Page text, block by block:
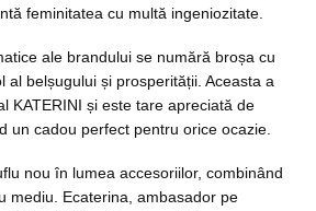
feminitatea cu multă ingeniozitate.
ale brandului se numără broșa cu
al belșugului și prosperității. Aceasta a
KATERINI și este tare apreciată de
un cadou perfect pentru orice ocazie.
nou în lumea accesoriilor, combinând
mediu. Ecaterina, ambasador pe